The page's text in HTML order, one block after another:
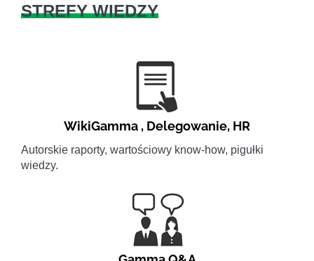
STREFY WIEDZY
WikiGamma , Delegowanie, HR
Autorskie raporty, wartościowy know-how, pigułki
wiedzy.